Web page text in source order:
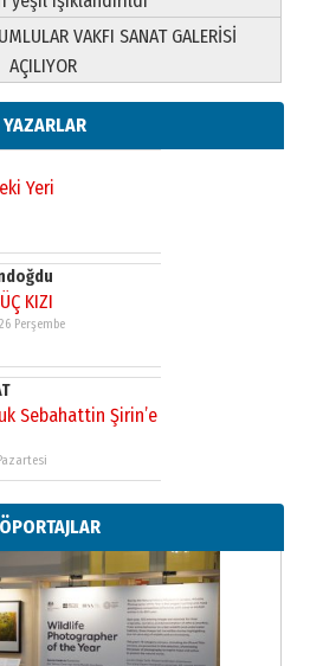
VAKFI SANAT GALERİSİ
AÇILIYOR
YAZARLAR
Sebahattin Şirin’e
Yeri
KIZI
Perşembe
Sebahattin Şirin’e
Yeri
KIZI